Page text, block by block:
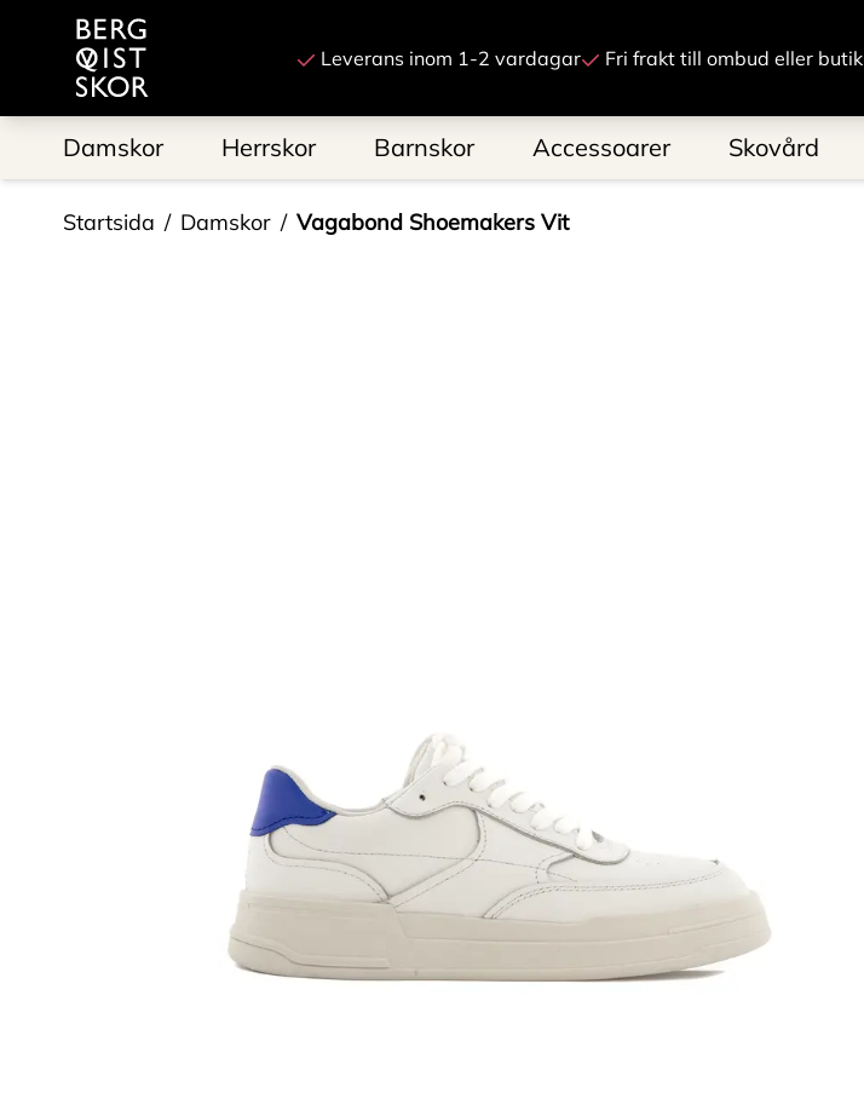
Till startsidan
Leverans inom 1-2 vardagar
Fri frakt till ombud eller butik
Damskor Herrskor Barnskor Accessoarer Skovård
Startsida Damskor Vagabond Shoemakers Vit